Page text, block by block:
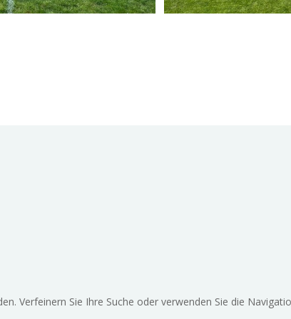
Verfeinern Sie Ihre Suche oder verwenden Sie die